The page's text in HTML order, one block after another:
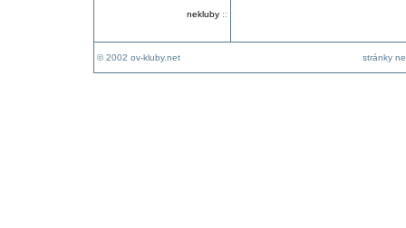
nekluby::
© 2002 ov-kluby.net stránky